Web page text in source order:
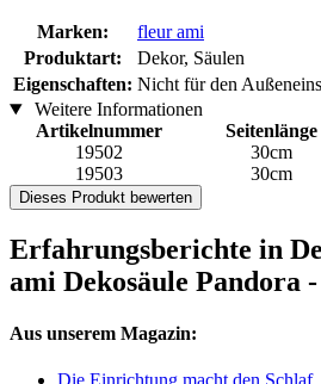
Marken:
fleur ami
Produktart:
Dekor, Säulen
Eigenschaften: Nicht für den
Weitere Informationen
Artikelnummer
Seitenlänge
19502
30cm
19503
30cm
Dieses Produkt bewerten
Erfahrungsberichte in
ami Dekosäule Pandora
Aus unserem Magazin: